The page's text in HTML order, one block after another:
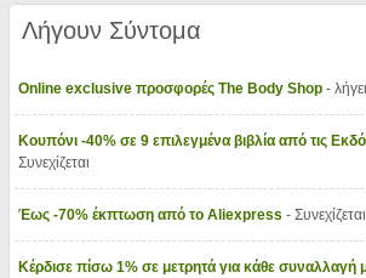
Λήγουν Σύντομα
Online exclusive προσφορές The Body Shop - λήγει
Κουπόνι -40% σε 9 επιλεγμένα βιβλία από τις
Συνεχίζεται
Έως -70% έκπτωση από το Aliexpress - Συνεχίζεται
Κέρδισε πίσω 1% σε μετρητά για κάθε συναλλαγή